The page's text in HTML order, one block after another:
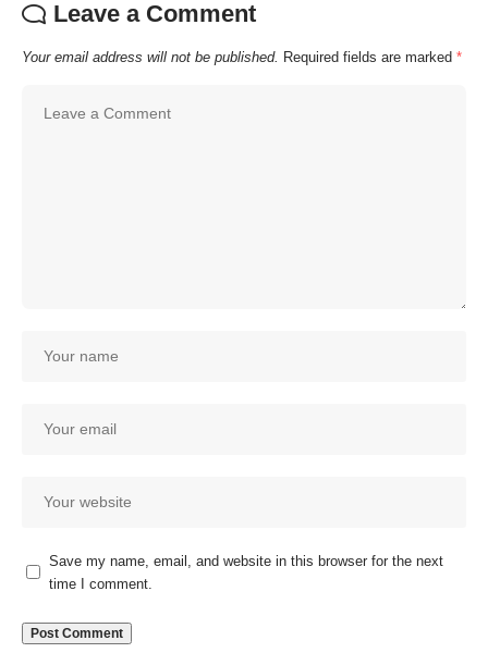
Leave a Comment
Your email address will not be published. Required fields are marked *
Save my name, email, and website in this browser for the next
time I comment.